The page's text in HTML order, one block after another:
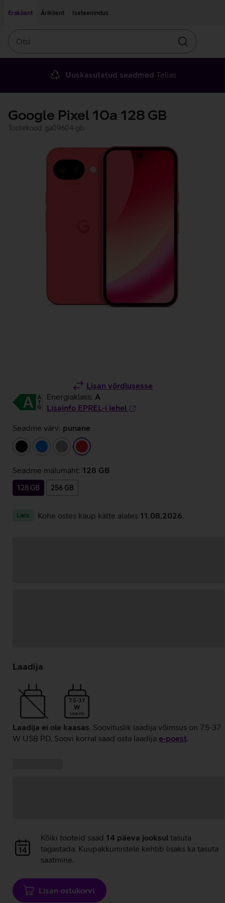
Eraklient
Äriklient Iseteenindus
Otsin
Uuskasutatud seadmed Telias
Google Pixel 10a 128 GB
Tootekood: ga09604-gb
Lisan võrdlusesse
Energiaklass: A
Lisainfo EPREL-i lehel
Seadme värv: punane
must
sinine hall punane
Seadme mälumaht: 128 GB
128 GB 256 GB
Laos Kohe ostes kaup kätte alates 11.08.2026
laadimine
Laadija
7.5-37
W
USB PD
Laadija ei ole kaasas. Soovituslik laadija võimsus on 7.5-37
W USB PD. Soovi korral saad osta laadija e‑poest.
Andmete
laadimine
Kõiki tooteid saad 14 päeva jooksul tasuta
tagastada. Kuupakkumistele kehtib lisaks ka tasuta
saatmine.
Lisan ostukorvi